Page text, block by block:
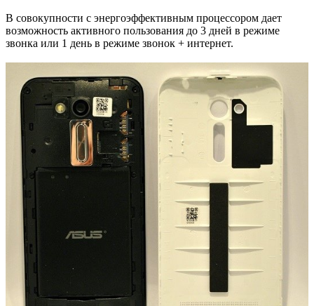
В совокупности с энергоэффективным процессором дает
возможность активного пользования до 3 дней в режиме
звонка или 1 день в режиме звонок + интернет.